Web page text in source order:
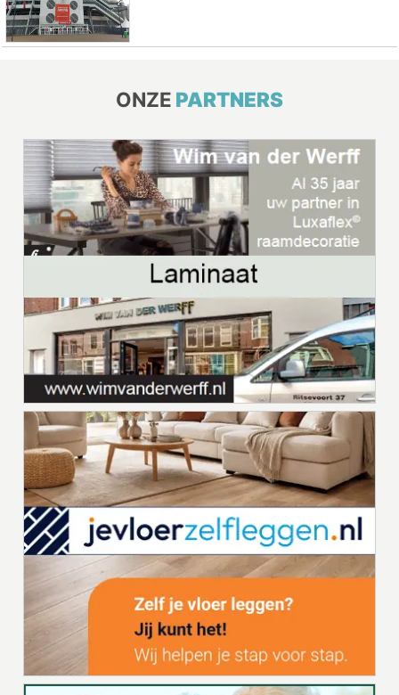
ONZE PARTNERS